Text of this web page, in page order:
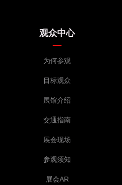
观众中心
为何参观
目标观众
展馆介绍
交通指南
展会现场
参观须知
展会AR